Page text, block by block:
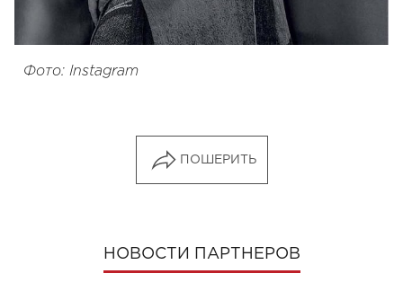
Фото: Instagram
ПОШЕРИТЬ
НОВОСТИ ПАРТНЕРОВ